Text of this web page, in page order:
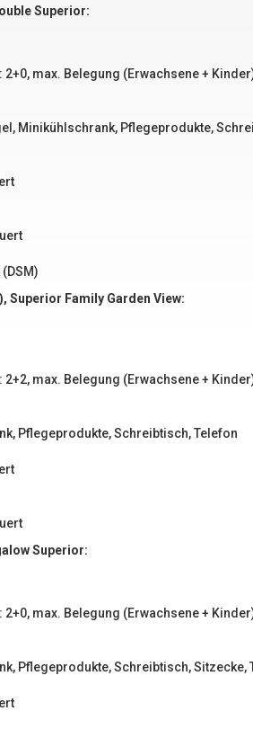
Superior:
max. Belegung (Erwachsene +
Minikühlschrank, Pflegeprodukte,
Superior Family Garden View:
max. Belegung (Erwachsene +
Pflegeprodukte, Schreibtisch, Telefon
Superior:
max. Belegung (Erwachsene +
Pflegeprodukte, Schreibtisch, Sitzecke,